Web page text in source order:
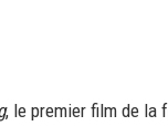
, le premier film de la